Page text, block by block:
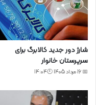
شارژ دور جدید کالابرگ برای
سرپرستان خانوار
📅 16 مرداد 1405 🕙14:04